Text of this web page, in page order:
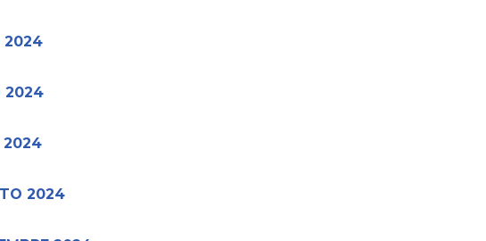
2024
2024
2024
2024